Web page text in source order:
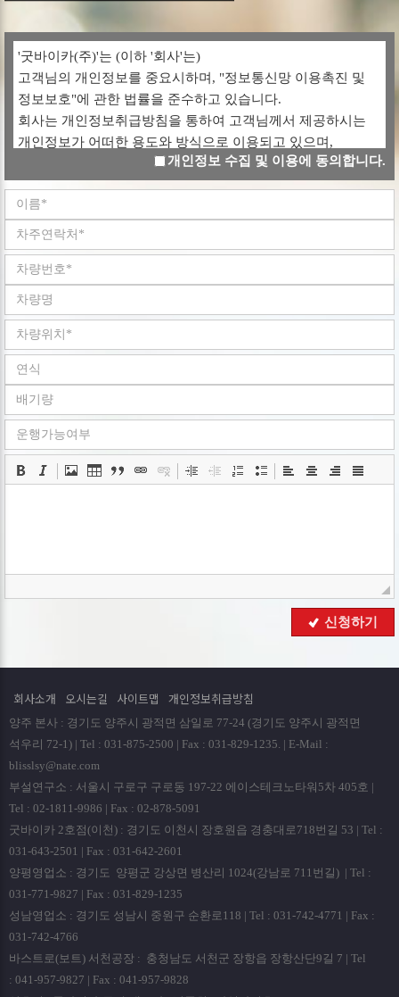
'굿바이카(주)'는 (이하 '회사'는)
고객님의 개인정보를 중요시하며, "정보통신망 이용촉진 및
정보보호"에 관한 법률을 준수하고 있습니다.
회사는 개인정보취급방침을 통하여 고객님께서 제공하시는
개인정보가 어떠한 용도와 방식으로 이용되고 있으며,
개인정보보호를 위해 어떠한 조치가 취해지고 있는지
알려드립니다.
회사는 개인정보취급방침을 개정하는 경우 웹사이트
공지사항(또는 개별공지)을 통하여 공지할 것입니다.
ο 본 방침은 : 2008 년 05 월 02 일 부터 시행됩니다.
■ 수집하는 개인정보 항목
회사는 회원가입, 상담, 서비스 신청 등등을 위해 아래와 같은
개인정보를 수집하고 있습니다.
ο 수집항목 : 이름 , 로그인ID , 비밀번호 , 휴대전화번호 ,
이메일 , 회사명 , 서비스 이용기록 , 쿠키 , 접속 IP 정보
ο 개인정보 수집방법 : 홈페이지(www.goodbyecar.co.kr)
■ 개인정보의 수집 및 이용목적
회사는 수집한 개인정보를 다음의 목적을 위해 활용합니다..
ο 서비스 제공에 관한 계약 이행 및 서비스 제공에 따른
회사는 개인정보 수집 및 이용목적이 달성된 후에는 예외 없이
회사는 원칙적으로 개인정보 수집 및 이용목적이 달성된
ο 파기절차
회원님이 회원가입 등을 위해 입력하신 정보는 회원탈퇴시
곧바로 데이타베이스 완전 삭제됩니다.
ο 파기방법
- 전자적 파일형태로 저장된 개인정보는 기록을 재생할 수
없는 기술적 방법을 사용하여 삭제합니다.
■ 개인정보 제공
회사는 이용자의 개인정보를 원칙적으로 외부에 제공하지
않습니다. 다만, 아래의 경우에는 예외로 합니다.
- 이용자들이 사전에 동의한 경우
- 법령의 규정에 의거하거나, 수사 목적으로 법령에 정해진
개인정보 수집 및 이용에 동의합니다.
신청하기
회사소개 오시는길 사이트맵 개인정보취급방침
양주 본사 : 경기도 양주시 광적면 삼일로 77-24 (경기도 양주시 광적면
석우리 72-1) | Tel : 031-875-2500 | Fax : 031-829-1235. | E-Mail :
blisslsy@nate.com
부설연구소 : 서울시 구로구 구로동 197-22 에이스테크노타워5차 405호 |
Tel : 02-1811-9986 | Fax : 02-878-5091
굿바이카 2호점(이천) : 경기도 이천시 장호원읍 경충대로718번길 53 | Tel :
031-643-2501 | Fax : 031-642-2601
양평영업소 : 경기도 양평군 강상면 병산리 1024(강남로 711번길) | Tel :
031-771-9827 | Fax : 031-829-1235
성남영업소 : 경기도 성남시 중원구 순환로118 | Tel : 031-742-4771 | Fax :
031-742-4766
바스트로(보트) 서천공장 : 충청남도 서천군 장항읍 장항산단9길 7 | Tel
: 041-957-9827 | Fax : 041-957-9828